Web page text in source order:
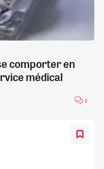
comporter en
médical
0